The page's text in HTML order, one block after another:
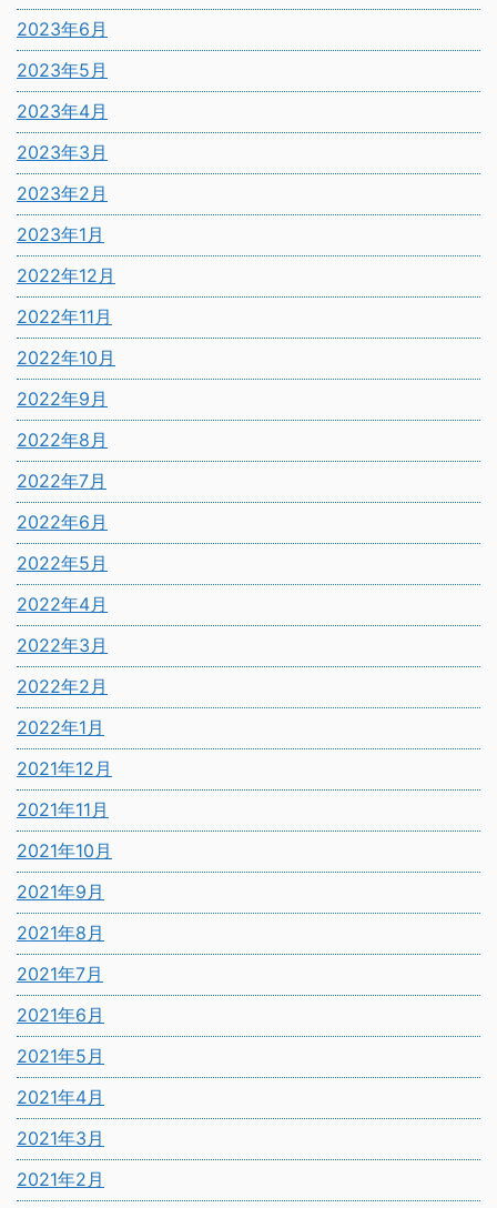
2023年6月
2023年5月
2023年4月
2023年3月
2023年2月
2023年1月
2022年12月
2022年11月
2022年10月
2022年9月
2022年8月
2022年7月
2022年6月
2022年5月
2022年4月
2022年3月
2022年2月
2022年1月
2021年12月
2021年11月
2021年10月
2021年9月
2021年8月
2021年7月
2021年6月
2021年5月
2021年4月
2021年3月
2021年2月